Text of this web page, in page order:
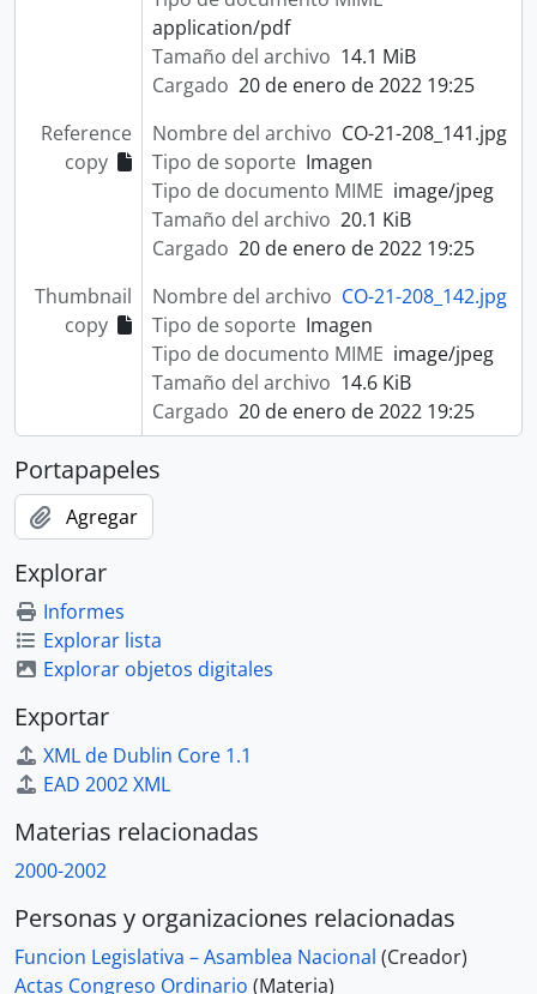
application/pdf
Tamaño del archivo 14.1 MiB
Cargado 20 de enero de 2022 19:25
Reference
copy
Nombre del archivo CO-21-208_141.jpg
Tipo de soporte Imagen
Tipo de documento MIME image/jpeg
Tamaño del archivo 20.1 KiB
Cargado 20 de enero de 2022 19:25
Thumbnail
copy
Nombre del archivo CO-21-208_142.jpg
Tipo de soporte Imagen
Tipo de documento MIME image/jpeg
Tamaño del archivo 14.6 KiB
Cargado 20 de enero de 2022 19:25
Portapapeles
Agregar
Explorar
Informes
Explorar lista
Explorar objetos digitales
Exportar
XML de Dublin Core 1.1
EAD 2002 XML
Materias relacionadas
2000-2002
Personas y organizaciones relacionadas
Funcion Legislativa – Asamblea Nacional (Creador)
Actas Congreso Ordinario (Materia)